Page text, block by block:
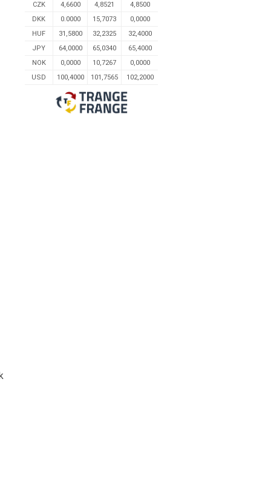
CZK
4,6600 4,8521
4,8500
DKK
0.0000 15,7073
0,0000
HUF
31,5800 32,2325
32,4000
JPY
64,0000 65,0340
65,4000
NOK
0,0000 10,7267
0,0000
USD
100,4000 101,7565 102,2000